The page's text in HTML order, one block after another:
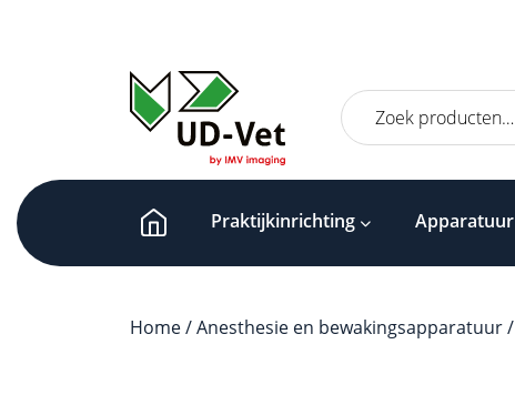
Zoeken
naar:
Praktijkinrichting Apparatuur
Home/Anesthesie en bewakingsapparatuur/